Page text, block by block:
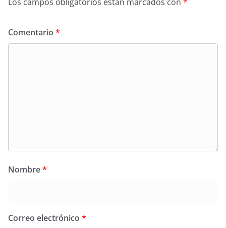
Comentario *
Nombre*
Correo electrónico *